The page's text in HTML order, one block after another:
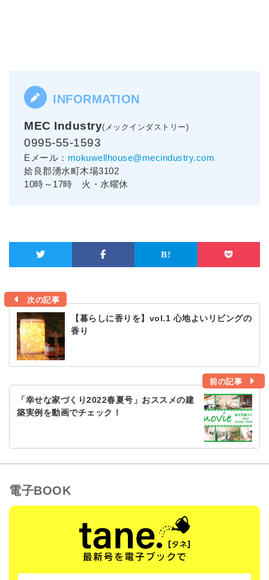
MEC Industry(メックインダストリー)
0995-55-1593
Eメール： mokuwellhouse@mecindustry.com
姶良郡湧水町木場3102
10時～17時 火・水曜休
次の記事
【暮らしに香りを】vol.1 心地よいリビングの
香り
前の記事
「幸せな家づくり2022春夏号」おススメの建
築実例を動画でチェック！
電子BOOK